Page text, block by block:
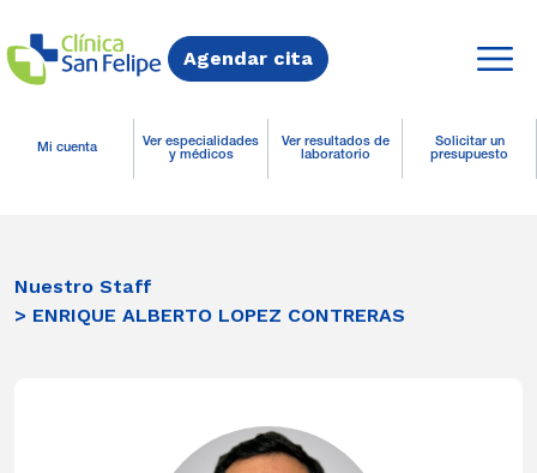
Agendar cita
Mi cuenta
Ver especialidades
y médicos
Ver resultados de
laboratorio
Solicitar un
presupuesto
Nuestro Staff
> ENRIQUE ALBERTO LOPEZ CONTRERAS